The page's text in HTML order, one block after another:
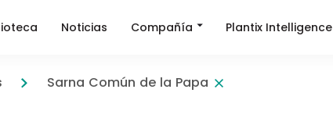
Noticias Compañía Plantix Intelligence
Sarna Común de la Papa